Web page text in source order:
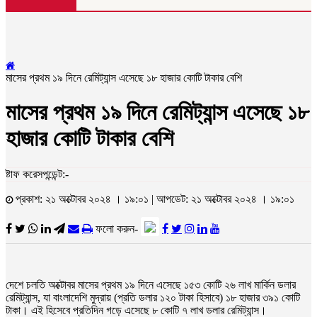
মাসের প্রথম ১৯ দিনে রেমিট্যান্স এসেছে ১৮ হাজার কোটি টাকার বেশি
মাসের প্রথম ১৯ দিনে রেমিট্যান্স এসেছে ১৮
হাজার কোটি টাকার বেশি
ষ্টাফ করেসপন্ডেন্ট:-
প্রকাশ: ২১ অক্টোবর ২০২৪ । ১৯:০১ | আপডেট: ২১ অক্টোবর ২০২৪ । ১৯:০১
ফলো করুন-
দেশে চলতি অক্টোবর মাসের প্রথম ১৯ দিনে এসেছে ১৫৩ কোটি ২৬ লাখ মার্কিন ডলার
রেমিট্যান্স, যা বাংলাদেশি মুদ্রায় (প্রতি ডলার ১২০ টাকা হিসাবে) ১৮ হাজার ৩৯১ কোটি
টাকা। এই হিসেবে প্রতিদিন গড়ে এসেছে ৮ কোটি ৭ লাখ ডলার রেমিট্যান্স।